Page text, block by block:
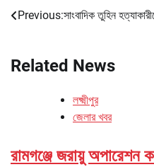
Post
Previous:সাংবাদিক তুহিন
Related News
লক্ষ্মীপুর
জেলার খবর
রামগঞ্জে জরায়ু অপারেশন